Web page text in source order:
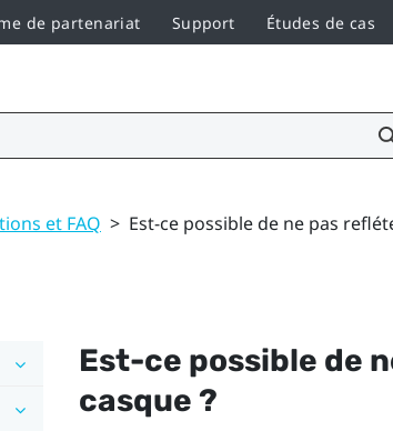
de partenariat Support Études de cas
et FAQ > Est-ce possible de ne pas
Est-ce possible de
casque ?